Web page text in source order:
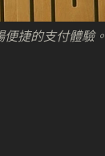
捷的支付體驗。